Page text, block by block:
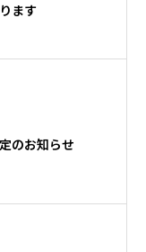
ます
のお知らせ